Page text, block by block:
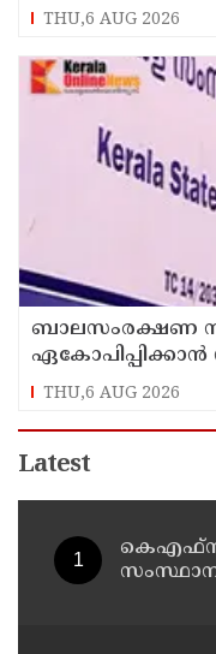
THU,6 AUG 2026
ബാലസംരക്ഷണ
ബാലാവകാശ
ഡിജിറ്റൽ സംരംഭം
THU,6 AUG 2026
Latest
സംസ്ഥാന